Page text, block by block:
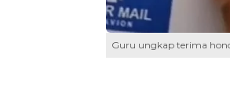
Guru ungkap terima